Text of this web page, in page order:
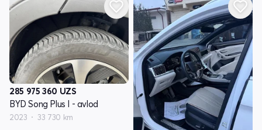
285 975 360 UZS
BYD Song Plus I - avlod
2023 33 730 km